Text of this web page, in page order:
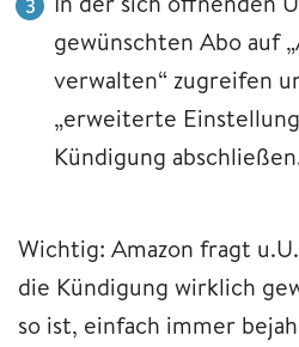
gewünschten Abo auf
verwalten“ zugreifen
„erweiterte
Kündigung
Wichtig: Amazon fragt
die Kündigung wirklich
so ist, einfach immer